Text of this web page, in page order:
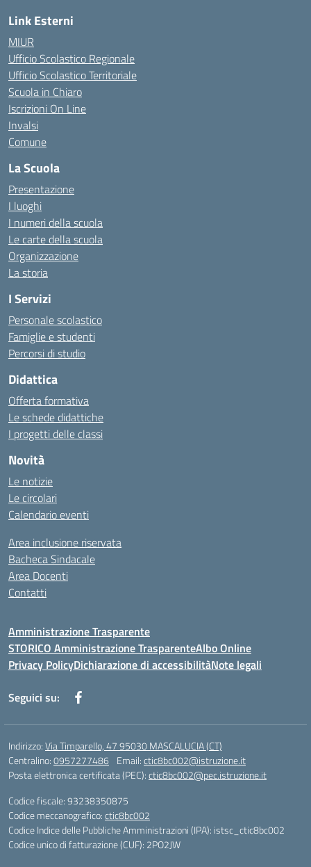
Link Esterni
MIUR
Ufficio Scolastico Regionale
Ufficio Scolastico Territoriale
Scuola in Chiaro
Iscrizioni On Line
Invalsi
Comune
La Scuola
Presentazione
I luoghi
I numeri della scuola
Le carte della scuola
Organizzazione
La storia
I Servizi
Personale scolastico
Famiglie e studenti
Percorsi di studio
Didattica
Offerta formativa
Le schede didattiche
I progetti delle classi
Novità
Le notizie
Le circolari
Calendario eventi
Area inclusione riservata
Bacheca Sindacale
Area Docenti
Contatti
Amministrazione Trasparente
STORICO Amministrazione TrasparenteAlbo Online
Privacy PolicyDichiarazione di accessibilitàNote legali
Seguici su:
Indirizzo:Via Timparello, 47 95030 MASCALUCIA (CT)
Centralino:0957277486 Email:ctic8bc002@istruzione.it
Posta elettronica certificata (PEC):ctic8bc002@pec.istruzione.it
Codice fiscale: 93238350875
Codice meccanografico:ctic8bc002
Codice Indice delle Pubbliche Amministrazioni (IPA): istsc_ctic8bc002
Codice unico di fatturazione (CUF): 2PO2JW